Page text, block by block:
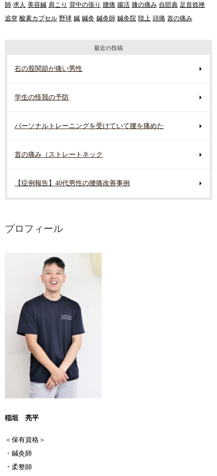
師 求人 美容鍼 肩こり 背中の張り 腰痛 腸活 膝の痛み 自賠責 足首捻挫
追突 酸素カプセル 野球 鍼 鍼灸 鍼灸師 鍼灸院 陸上 頭痛 首の痛み
最近の投稿
右の股関節が痛い男性
学生の怪我の予防
パーソナルトレーニングを受けていて腰を痛めた
首の痛み（ストレートネック
【症例報告】40代男性の腰痛改善事例
プロフィール
稲垣 亮平
＜保有資格＞
・鍼灸師
・柔整師